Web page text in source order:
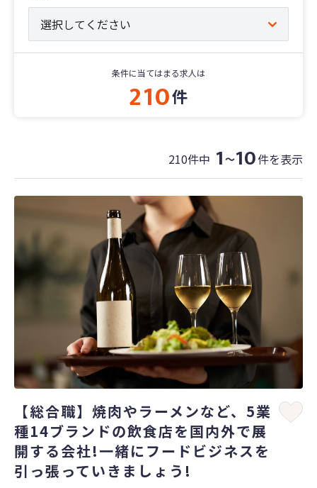
条件に当てはまる求人は
210件
210件中 1 〜10件を表示
【総合職】焼肉やラーメンなど、5業
種14ブランドの飲食店を国内外で展
開する会社!一緒にフードビジネスを
引っ張っていきましょう!